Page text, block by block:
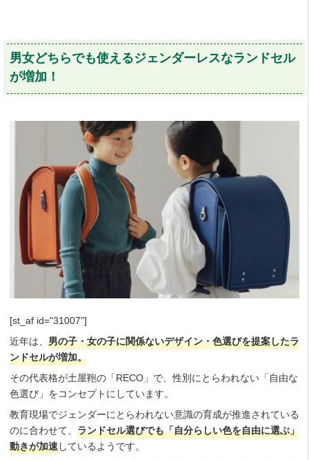
男女どちらでも使えるジェンダーレスなランドセル
が増加！
[st_af id="31007"]
近年は、 男の子・女の子に関係ないデザイン・色選びを提案したラ
ンドセルが増加。
その代表格が土屋鞄の「RECO」で、性別にとらわれない「自由な
色選び」をコンセプトにしています。
教育現場でジェンダーにとらわれない意識の育成が推進されている
のに合わせて、 ランドセル選びでも「自分らしい色を自由に選ぶ」
動きが加速しているようです。